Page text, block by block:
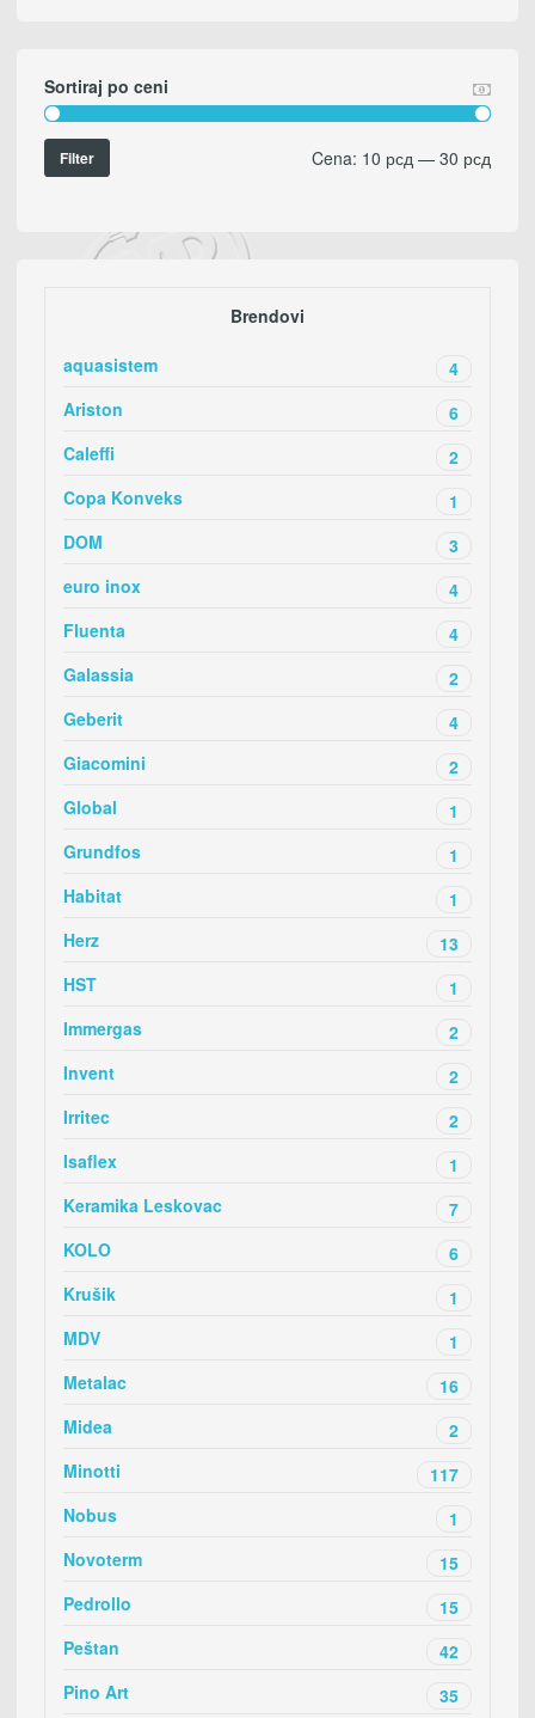
Sortiraj po ceni
Filter Cena: 10 рсд —30 рсд
Brendovi
aquasistem
4
Ariston
6
Caleffi
2
Copa Konveks
1
DOM
3
euro inox
4
Fluenta
4
Galassia
2
Geberit
4
Giacomini
2
Global
1
Grundfos
1
Habitat
1
Herz
13
HST
1
Immergas
2
Invent
2
Irritec
2
Isaflex
1
Keramika Leskovac
7
KOLO
6
Krušik
1
MDV
1
Metalac
16
Midea
2
Minotti
117
Nobus
1
Novoterm
15
Pedrollo
15
Peštan
42
Pino Art
35